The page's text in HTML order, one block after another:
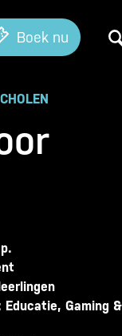
Boek nu
Gaming &